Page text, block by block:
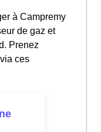
à Campremy
de gaz et
Prenez
ces